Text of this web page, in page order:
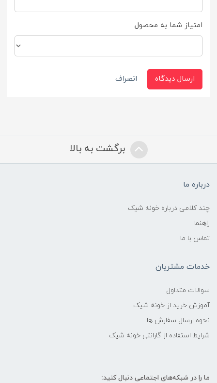
امتیاز شما به محصول
ارسال دیدگاه انصراف
برگشت به بالا
درباره ما
چند کلامی درباره خونه شیک
راهنما
تماس با ما
خدمات مشتریان
سوالات متداول
آموزش خرید از خونه شیک
نحوه ارسال سفارش ها
شرایط استفاده از گارانتی خونه شیک
ما را در شبکه‌های اجتماعی دنبال کنید: